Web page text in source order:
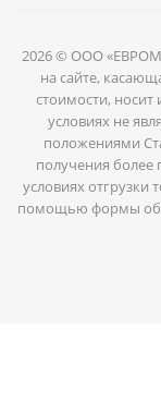
2026 © ООО
на сайте,
стоимости,
условиях не
положениями
получения
условиях отгрузки
помощью формы